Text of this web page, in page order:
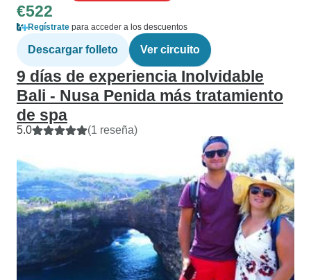
€522
Regístrate para acceder a los descuentos
Descargar folleto Ver circuito
9 días de experiencia Inolvidable
Bali - Nusa Penida más tratamiento
de spa
5.0 (1 reseña)